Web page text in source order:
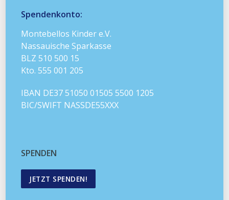
Spendenkonto:
Montebellos Kinder e.V.
Nassauische Sparkasse
BLZ 510 500 15
Kto. 555 001 205
IBAN DE37 51050 01505 5500 1205
BIC/SWIFT NASSDE55XXX
SPENDEN
JETZT SPENDEN!